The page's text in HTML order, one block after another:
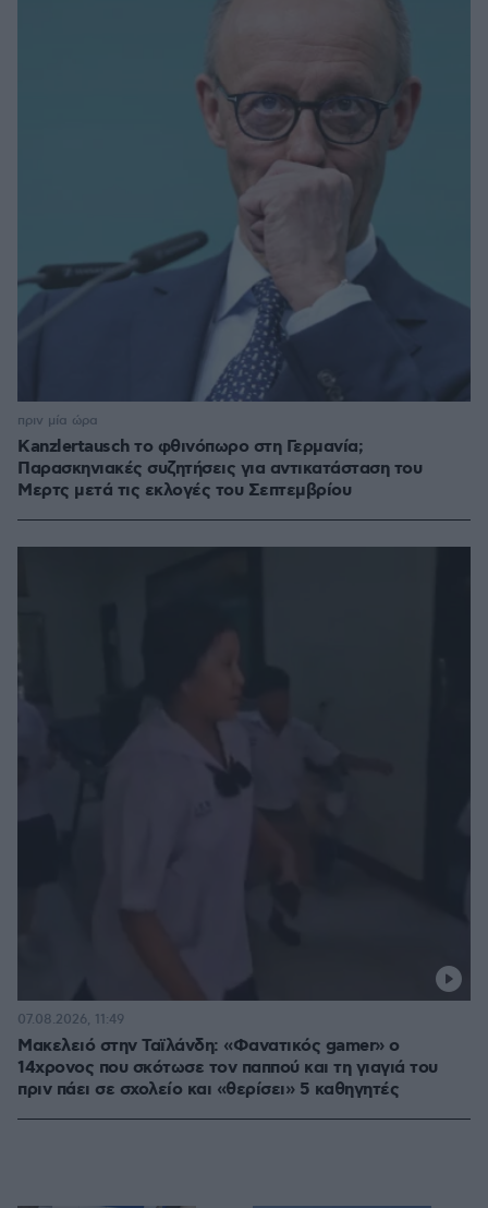
Kanzlertausch το φθινόπωρο στη Γερμανία;
Παρασκηνιακές συζητήσεις για αντικατάσταση του
Μερτς μετά τις εκλογές του Σεπτεμβρίου
πριν μία ώρα
Μακελειό στην Ταϊλάνδη: «Φανατικός gamer» ο
14χρονος που σκότωσε τον παππού και τη γιαγιά του
πριν πάει σε σχολείο και «θερίσει» 5 καθηγητές
07.08.2026, 11:49